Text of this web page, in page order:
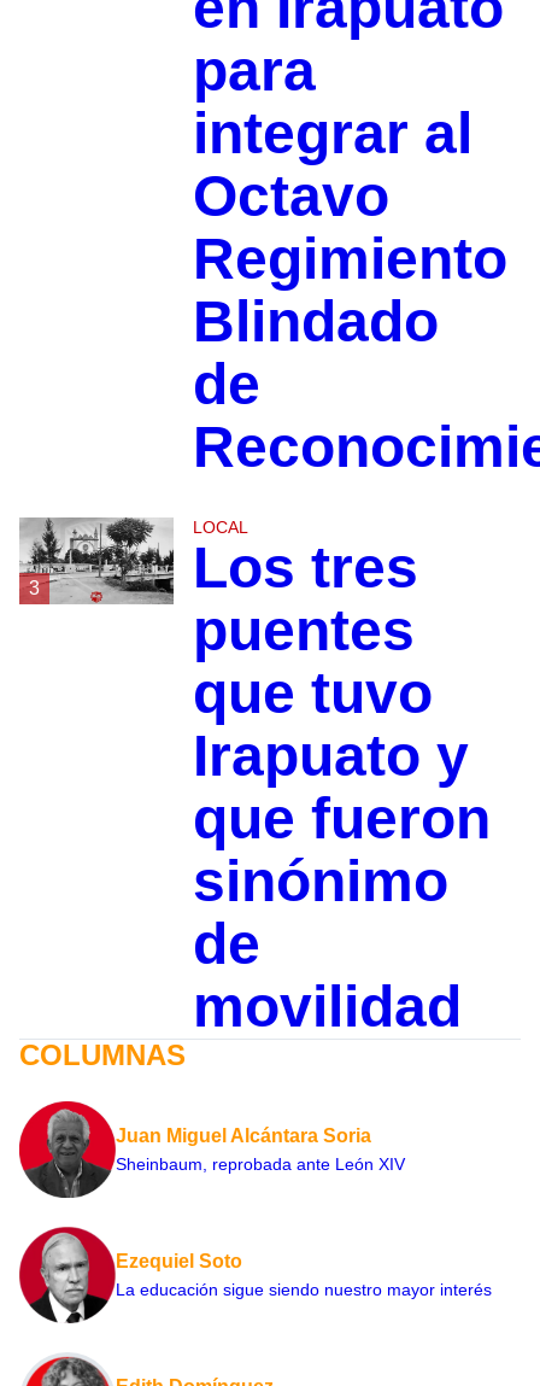
para
integrar al
Octavo
Regimiento
Blindado
de
3
LOCAL
Los tres
puentes
que tuvo
Irapuato y
que fueron
sinónimo
de
movilidad
COLUMNAS
Juan Miguel Alcántara Soria
Sheinbaum, reprobada ante León XIV
Ezequiel Soto
La educación sigue siendo nuestro mayor interés